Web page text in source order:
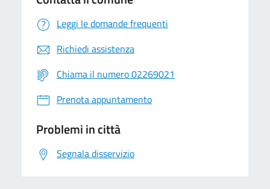
Leggi le domande frequenti
Richiedi assistenza
Chiama il numero 02269021
Prenota appuntamento
Problemi in città
Segnala disservizio